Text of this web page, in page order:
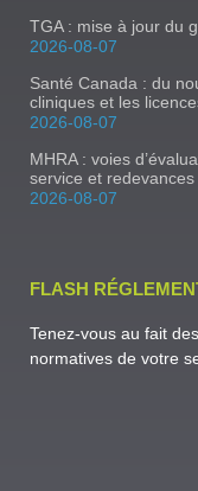
TGA : mise à jour du
2026-08-07
Santé Canada : du
cliniques et les
2026-08-07
MHRA : voies
service et redevances
2026-08-07
FLASH
Tenez-vous au fait
normatives de votre